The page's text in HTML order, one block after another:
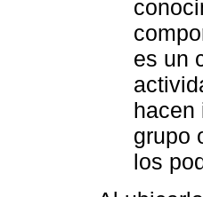
es un
hacen
grupo
los